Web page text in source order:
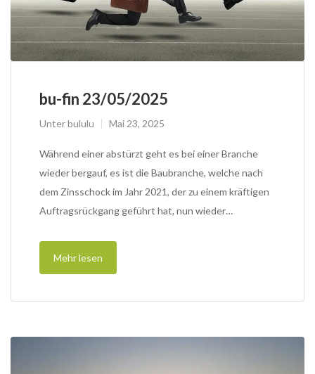
bu-fin 23/05/2025
Unterbululu Mai 23, 2025
Während einer abstürzt geht es bei einer Branche
wieder bergauf, es ist die Baubranche, welche nach
dem Zinsschock im Jahr 2021, der zu einem kräftigen
Auftragsrückgang geführt hat, nun wieder…
Mehr lesen